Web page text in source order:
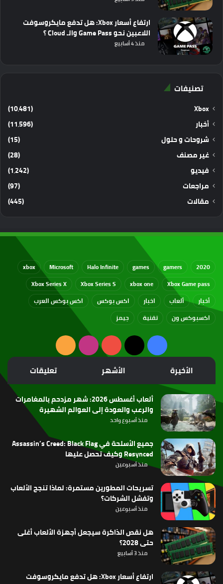
ارتفاع أسعار Xbox: هل تدفع مايكروسوفت
اللاعبين نحو Game Pass والـ Cloud ؟
منذ 4 أسابيع
تصنيفات
Xbox
(10٬481)
أخبار
(11٬596)
شروحات و حلول
(15)
غير مصنف
(28)
فيديو
(1٬242)
مراجعات
(97)
مقالات
(445)
2020
gamers
games
Halo Infinite
Microsoft
xbox
Xbox Game pass
xbox one
Xbox Series S
Xbox Series X
أخبار
ألعاب اخبار اكس بوكس
اكس بوكس العرب
اكسبوكس ون
تقنية جيمز
فيسبوك
‫X
‫YouTubeانستقرامملخص
الموقع
RSS
الأخيرة الأشهر تعليقات
ألعاب أغسطس 2026: شهر مزدحم بالمغامرات
والرعب والعودة إلى العوالم الشهيرة
منذ أسبوع واحد
جميع الأسلحة في Assassin’s Creed: Black Flag
Resynced وكيف تحصل عليها
منذ أسبوعين
تسريحات المطورين مستمرة: لماذا تنجح الألعاب
وتفشل الشركات؟
منذ أسبوعين
هل نقص الذاكرة سيجعل أجهزة الألعاب أغلى
حتى 2028؟
منذ 3 أسابيع
ارتفاع أسعار Xbox: هل تدفع مايكروسوفت